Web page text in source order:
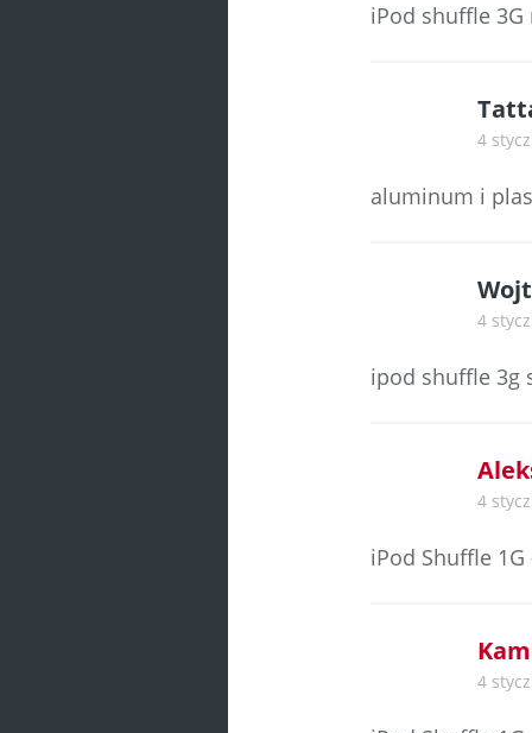
iPod shuffle
4
aluminum i
4
ipod shuffle 3g
4
iPod Shuffle
4